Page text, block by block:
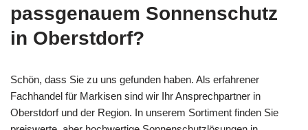
passgenauem Sonnenschutz
in Oberstdorf?
Schön, dass Sie zu uns gefunden haben. Als erfahrener
Fachhandel für Markisen sind wir Ihr Ansprechpartner in
Oberstdorf und der Region. In unserem Sortiment finden Sie